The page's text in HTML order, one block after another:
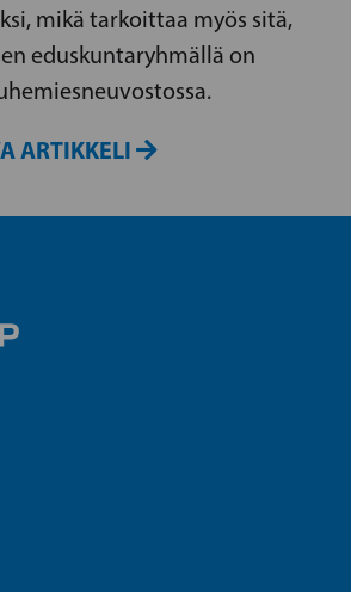
mikä tarkoittaa myös sitä,
eduskuntaryhmällä on
ARTIKKELI